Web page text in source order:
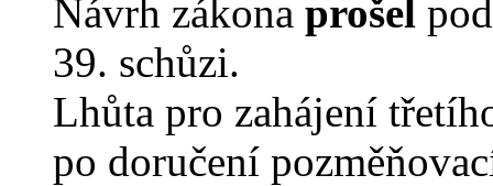
Návrh zákona prošel
39. schůzi.
Lhůta pro zahájení
po doručení